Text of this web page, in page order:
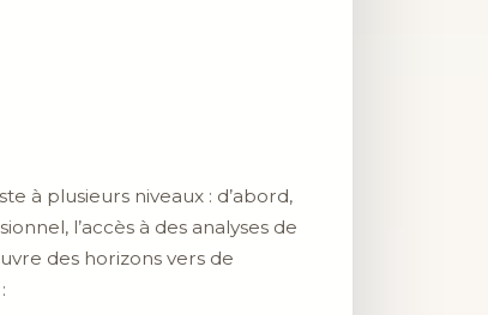
à plusieurs niveaux : d’abord,
l’accès à des analyses de
des horizons vers de